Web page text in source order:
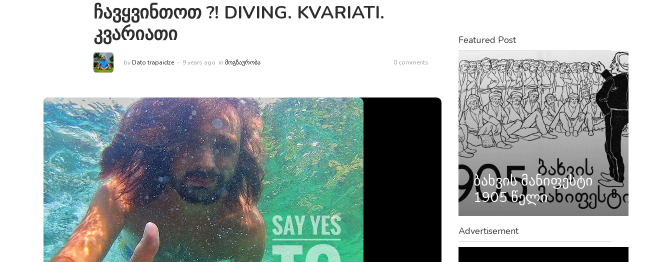
ჩავყვინთოთ ?! DIVING. KVARIATI.
კვარიათი
by Dato trapaidze 9 years ago in ᲛᲝᲒᲖᲐᲣᲠᲝᲑᲐ 0 comments
Featured Post
ბახვის მანიფესტი
1905 წელი
Advertisement